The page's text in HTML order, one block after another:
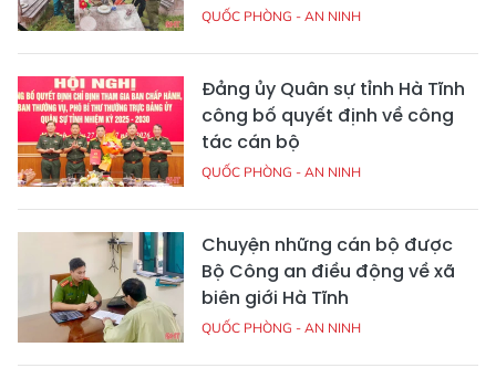
QUỐC PHÒNG - AN NINH
Đảng ủy Quân sự tỉnh Hà Tĩnh
công bố quyết định về công
tác cán bộ
QUỐC PHÒNG - AN NINH
Chuyện những cán bộ được
Bộ Công an điều động về xã
biên giới Hà Tĩnh
QUỐC PHÒNG - AN NINH